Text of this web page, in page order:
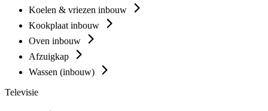
Koelen & vriezen inbouw
Kookplaat inbouw
Oven inbouw
Afzuigkap
Wassen (inbouw)
Televisie